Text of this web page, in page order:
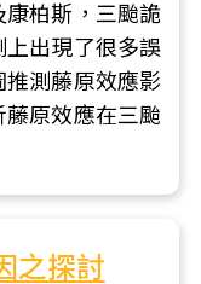
柏斯，三颱詭
出現了很多誤
測藤原效應影
原效應在三颱
之探討